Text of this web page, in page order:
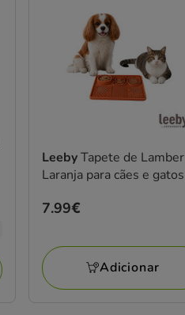
LeebyTapete de Lamber
Laranja para cães e gatos
Preço
7.99€
Adicionar